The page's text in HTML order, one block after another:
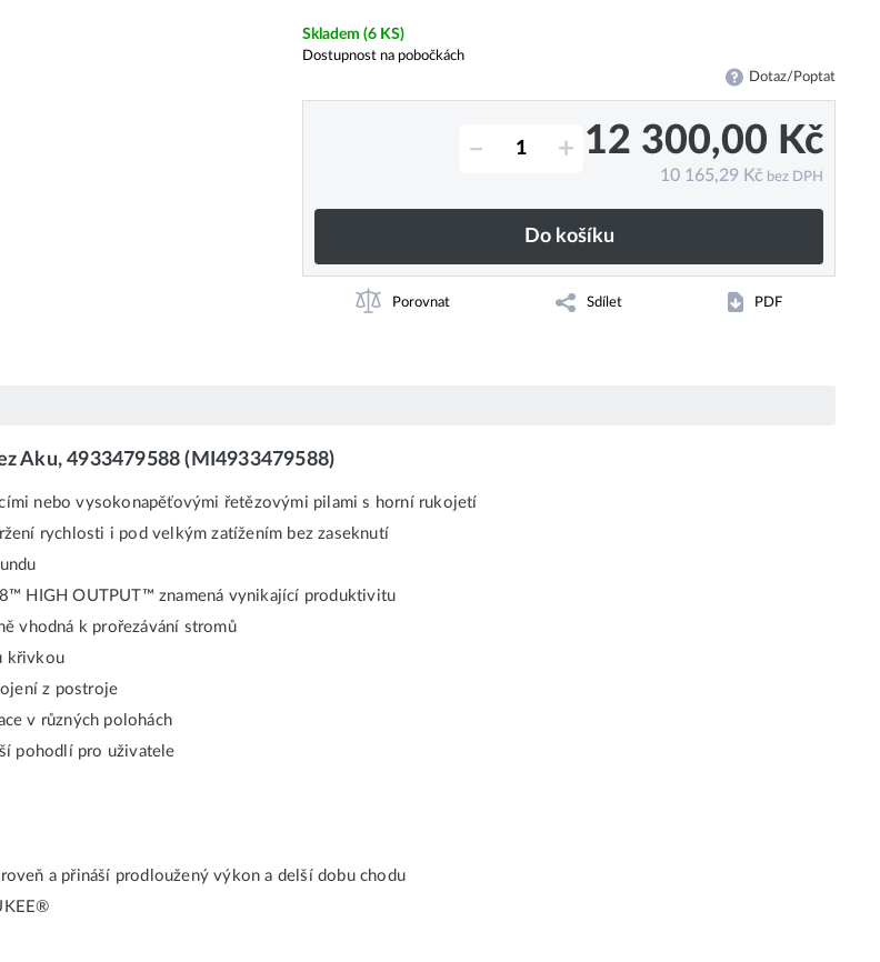
Skladem (6 KS)
Dostupnost na pobočkách
Dotaz/Poptat
– + 12 300,00 Kč
10 165,29 Kč bez DPH
Do košíku
Porovnat Sdílet PDF
Aku, 4933479588 (MI4933479588)
nebo vysokonapěťovými řetězovými pilami s horní rukojetí
rychlosti i pod velkým zatížením bez zaseknutí
HIGH OUTPUT™ znamená vynikající produktivitu
vhodná k prořezávání stromů
křivkou
z postroje
v různých polohách
pohodlí pro uživatele
a přináší prodloužený výkon a delší dobu chodu